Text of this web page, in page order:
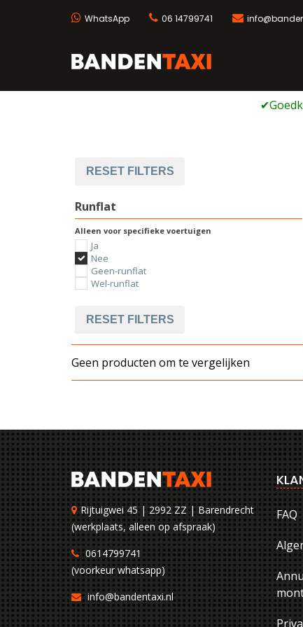
WhatsApp 06 14799741
RESET FILTERS
Runflat
Alleen voor specifieke voertuigen
Ja
Nee
Geen-runflat
Wel-runflat
RESET FILTERS
Geen producten om te vergelijken
Rijtuigwei 45 | 2992 ZZ | Barendrecht
(werkplaats, alleen op afspraak)
0614799741
(voorkeur whatsapp)
info@bandentaxi.nl
FAQ